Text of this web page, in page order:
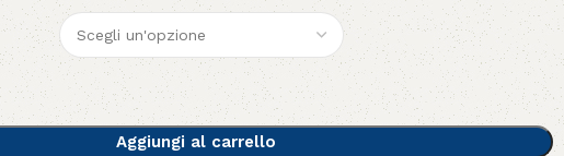
Aggiungi al carrello